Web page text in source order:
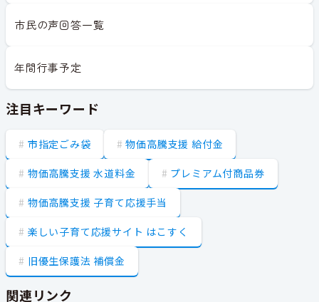
市民の声回答一覧
年間行事予定
注目キーワード
市指定ごみ袋 物価高騰支援 給付金
物価高騰支援 水道料金 プレミアム付商品券
物価高騰支援 子育て応援手当
楽しい子育て応援サイト はこすく
旧優生保護法 補償金
関連リンク